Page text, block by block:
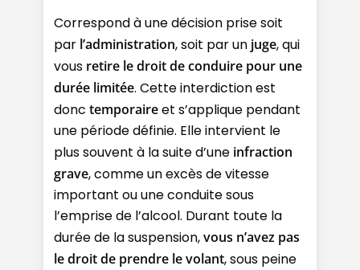
Correspond à une décision prise soit
par l’administration, soit par un juge, qui
vous retire le droit de conduire pour une
durée limitée. Cette interdiction est
donctemporaireet s’applique pendant
une période définie. Elle intervient le
plus souvent à la suite d’une infraction
grave, comme un excès de vitesse
important ou une conduite sous
l’emprise de l’alcool. Durant toute la
durée de la suspension,vous n’avez pas
le droit de prendre le volant, sous peine